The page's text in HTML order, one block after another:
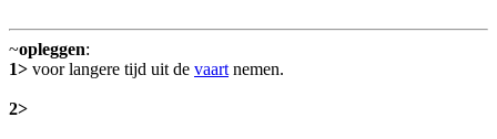
~opleggen:
1> voor langere tijd uit de vaart nemen.
2>